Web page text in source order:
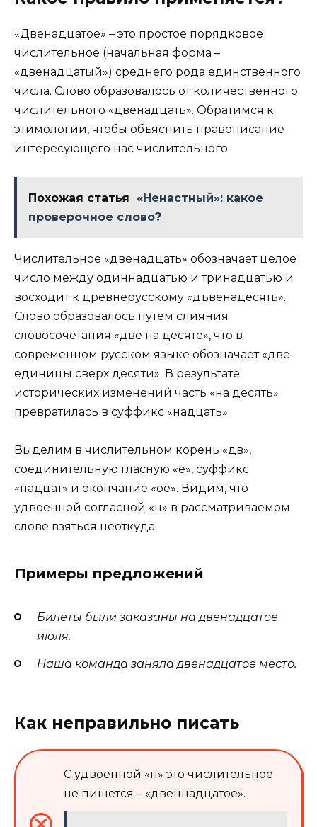
«Двенадцатое» – это простое порядковое
числительное (начальная форма –
«двенадцатый») среднего рода единственного
числа. Слово образовалось от количественного
числительного «двенадцать». Обратимся к
этимологии, чтобы объяснить правописание
интересующего нас числительного.
Похожая статья
«Ненастный»: какое
проверочное слово?
Числительное «двенадцать» обозначает целое
число между одиннадцатью и тринадцатью и
восходит к древнерусскому «дъвенадесять».
Слово образовалось путём слияния
словосочетания «две на десяте», что в
современном русском языке обозначает «две
единицы сверх десяти». В результате
исторических изменений часть «на десять»
превратилась в суффикс «надцать».
Выделим в числительном корень «дв»,
соединительную гласную «е», суффикс
«надцат» и окончание «ое». Видим, что
удвоенной согласной «н» в рассматриваемом
слове взяться неоткуда.
Примеры предложений
Билеты были заказаны на двенадцатое
июля.
Наша команда заняла двенадцатое место.
Как неправильно писать
С удвоенной «н» это числительное
не пишется – «двеннадцатое».